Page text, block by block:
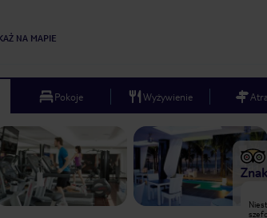
NA MAPIE
Pokoje Wyżywienie
Wyjątkowy
Hotel spełnił nasze oczekiwania.